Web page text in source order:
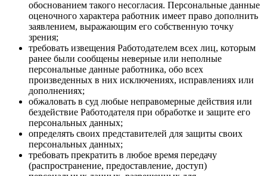
обоснованием такого несогласия. Персональные данные
оценочного характера работник имеет право дополнить
заявлением, выражающим его собственную точку
зрения;
требовать извещения Работодателем всех лиц, которым
ранее были сообщены неверные или неполные
персональные данные работника, обо всех
произведенных в них исключениях, исправлениях или
дополнениях;
обжаловать в суд любые неправомерные действия или
бездействие Работодателя при обработке и защите его
персональных данных;
определять своих представителей для защиты своих
персональных данных;
требовать прекратить в любое время передачу
(распространение, предоставление, доступ)